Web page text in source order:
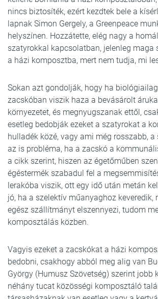
nincs biztosíték, ezért kezdtek bele a
lapnak Simon Gergely, a Greenpeace
helyszínen. Hozzátette, elég nagy a
szatyrokkal kapcsolatban, jelenleg maga
a házi komposztba, mert nem tudja, mi
Sokan azt gondolják, hogy ha
zacskóban viszik haza a bevásárolt
környezetet, és megnyugszanak ettől,
esetleg bedobják ezeket a szatyrokat a
hulladék közé, vagy ami még rosszabb, a
az is probléma, ha a zacskó a
a cikk szerint, hiszen az égetőműben
égéstermék szabadul fel a
lerakóba viszik, ott egy idő után metán
jó, ha a szelektív műanyaghoz keveredik,
egész szállítmányt elszennyezi, tudom
komposztálás közben.
Vagyis ezeket a zacskókat a házi
bedobni, csakhogy abból meg alig van
György (Humusz Szövetség) szerint jobb
néhány tucat közösségi komposztáló